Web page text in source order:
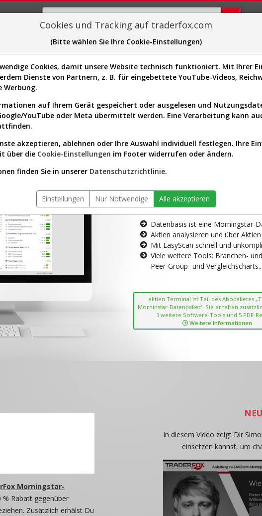
Sector-Spider Easy-Scan Visualizations
ist nur für Premium-Kunden
AKTIEN-
Die
Datenbasis ist eine Morningstar-
Aktien analysieren und über
Mit EasyScan schnell und
Viele weitere Tools: Branchen-
Peer-Group- und
aktien Terminal ist Teil des Abopaketes
Morninstar-Datenpaket“. Sie erhalten
3 weitere Software-Tools und 5 PDF-
Weitere Informationen
Morningstar-
Rabatt gegenüber
Zusätzlich erhälst Du
In diesem Video zeigt Dir
einsetzen kannst, um
Cookies und Tracking auf traderfox.com
(Bitte wählen Sie Ihre Cookie-Einstellungen)
Cookies, damit unsere Website technisch funktioniert. Mit Ihrer
Dienste von Partnern, z. B. für eingebettete YouTube-Videos,
Werbung.
auf Ihrem Gerät gespeichert oder ausgelesen und
YouTube oder Meta übermittelt werden. Eine Verarbeitung kann
akzeptieren, ablehnen oder Ihre Auswahl individuell festlegen. Ihre
über die Cookie-Einstellungen im Footer widerrufen oder ändern.
finden Sie in unserer Datenschutzrichtlinie.
Einstellungen Nur Notwendige Alle akzeptieren